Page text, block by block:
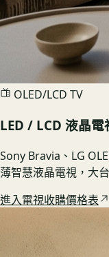
OLED/LCD TV
LED / LCD 液晶電
Sony Bravia、LG
薄智慧液晶電視，大
進入電視收購價格表